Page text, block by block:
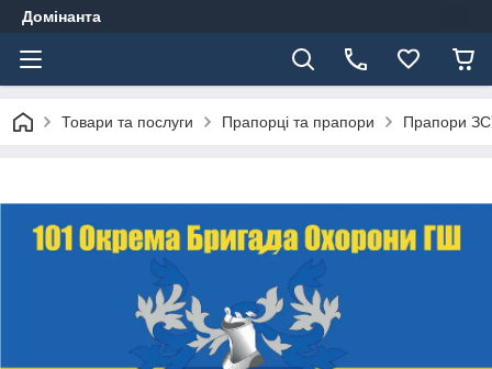
Домінанта
Товари та послуги Прапорці та прапори Прапори